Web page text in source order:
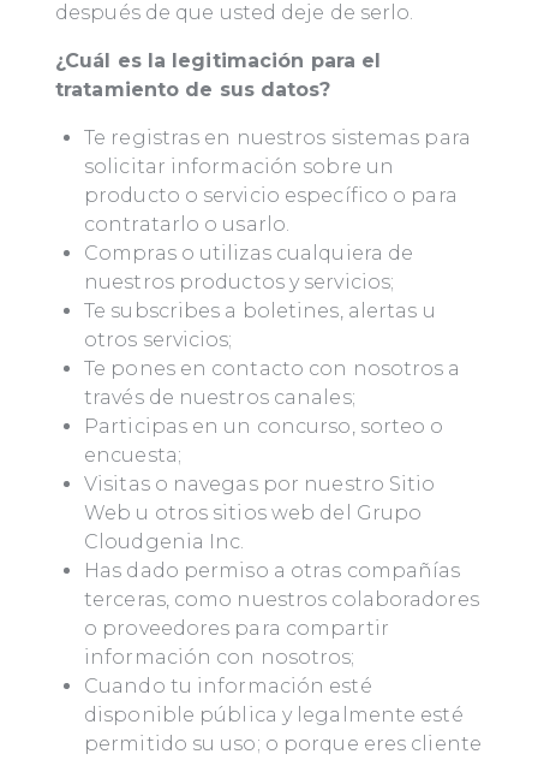
después de que usted deje de serlo.
¿Cuál es la legitimación para el
tratamiento de sus datos?
Te registras en nuestros sistemas para
solicitar información sobre un
producto o servicio específico o para
contratarlo o usarlo.
Compras o utilizas cualquiera de
nuestros productos y servicios;
Te subscribes a boletines, alertas u
otros servicios;
Te pones en contacto con nosotros a
través de nuestros canales;
Participas en un concurso, sorteo o
encuesta;
Visitas o navegas por nuestro Sitio
Web u otros sitios web del Grupo
Cloudgenia Inc.
Has dado permiso a otras compañías
terceras, como nuestros colaboradores
o proveedores para compartir
información con nosotros;
Cuando tu información esté
disponible pública y legalmente esté
permitido su uso; o porque eres cliente